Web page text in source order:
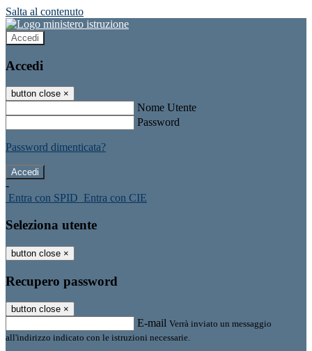
Salta al contenuto
Accedi
Accedi
button close ×
Nome Utente
Password
Password dimenticata?
-
Entra con SPID Entra con CIE
Seleziona utente
button close ×
Recupero password
button close ×
E-mail Verrà inviato un messaggio
all'indirizzo indicato con le istruzioni necessarie.